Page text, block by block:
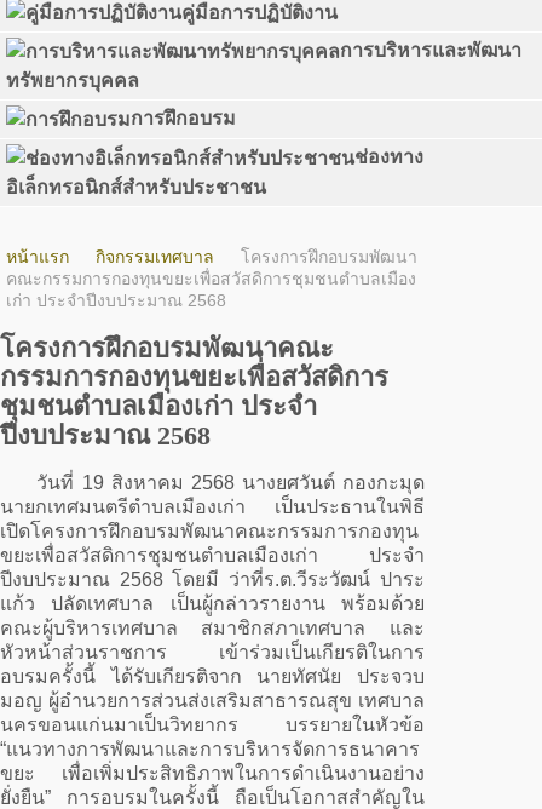
คู่มือการปฏิบัติงาน
การบริหารและพัฒนา
ทรัพยากรบุคคล
การฝึกอบรม
ช่องทาง
อิเล็กทรอนิกส์สำหรับประชาชน
หน้าแรก กิจกรรมเทศบาล
โครงการฝึกอบรมพัฒนา
คณะกรรมการกองทุนขยะเพื่อสวัสดิการชุมชนตำบลเมือง
เก่า ประจำปีงบประมาณ 2568
โครงการฝึกอบรมพัฒนาคณะ
กรรมการกองทุนขยะเพื่อสวัสดิการ
ชุมชนตำบลเมืองเก่า ประจำ
ปีงบประมาณ 2568
วันที่ 19 สิงหาคม 2568 นางยศวันต์ กองกะมุด
นายกเทศมนตรีตำบลเมืองเก่า เป็นประธานในพิธี
เปิดโครงการฝึกอบรมพัฒนาคณะกรรมการกองทุน
ขยะเพื่อสวัสดิการชุมชนตำบลเมืองเก่า ประจำ
ปีงบประมาณ 2568 โดยมี ว่าที่ร.ต.วีระวัฒน์ ปาระ
แก้ว ปลัดเทศบาล เป็นผู้กล่าวรายงาน พร้อมด้วย
คณะผู้บริหารเทศบาล สมาชิกสภาเทศบาล และ
หัวหน้าส่วนราชการ เข้าร่วมเป็นเกียรติในการ
อบรมครั้งนี้ ได้รับเกียรติจาก นายทัศนัย ประจวบ
มอญ ผู้อำนวยการส่วนส่งเสริมสาธารณสุข เทศบาล
นครขอนแก่นมาเป็นวิทยากร บรรยายในหัวข้อ
“แนวทางการพัฒนาและการบริหารจัดการธนาคาร
ขยะ เพื่อเพิ่มประสิทธิภาพในการดำเนินงานอย่าง
ยั่งยืน” การอบรมในครั้งนี้ ถือเป็นโอกาสสำคัญใน